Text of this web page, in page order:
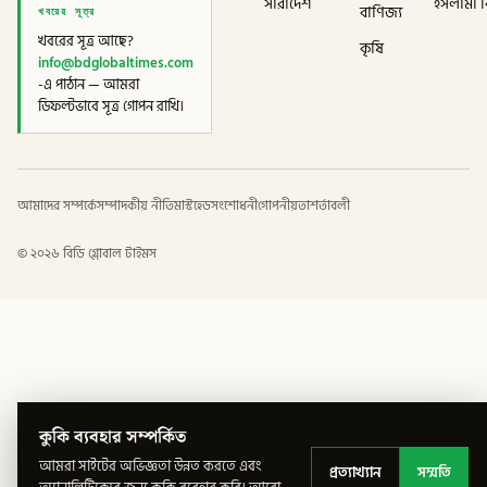
খবরের সূত্র
খবরের সূত্র আছে?
info@bdglobaltimes.com
-এ পাঠান — আমরা
ডিফল্টভাবে সূত্র গোপন রাখি।
বাণিজ্য
কৃষি
আমাদের সম্পর্কেসম্পাদকীয় নীতিমাস্টহেডসংশোধনীগোপনীয়তাশর্তাবলী
©২০২৬ বিডি গ্লোবাল টাইমস
কুকি ব্যবহার সম্পর্কিত
আমরা সাইটের অভিজ্ঞতা উন্নত করতে এবং
প্রত্যাখ্যান সম্মতি